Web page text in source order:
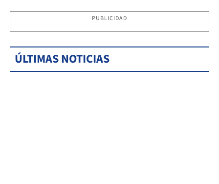
PUBLICIDAD
ÚLTIMAS NOTICIAS